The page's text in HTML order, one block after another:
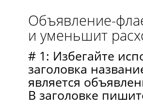
Объявление-
и уменьшит
# 1: Избегайте
заголовка
является
В заголовке